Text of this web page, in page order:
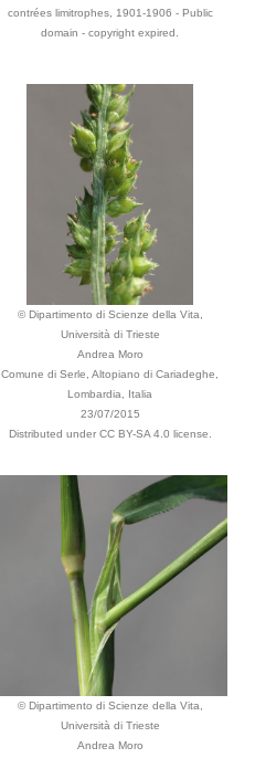
contrées limitrophes, 1901-1906 - Public
domain - copyright expired.
© Dipartimento di Scienze della Vita,
Università di Trieste
Andrea Moro
Comune di Serle, Altopiano di Cariadeghe,
Lombardia, Italia
23/07/2015
Distributed under CC BY-SA 4.0 license.
© Dipartimento di Scienze della Vita,
Università di Trieste
Andrea Moro